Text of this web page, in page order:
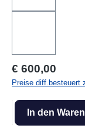
Regulärer Preis:
€ 600,00
Preise diff.besteuert
Produkt Anzahl:
In den